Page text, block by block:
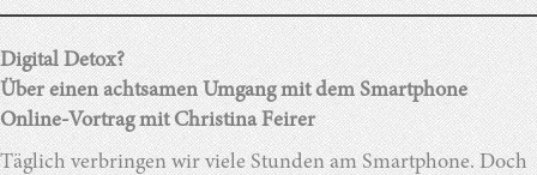
Digital Detox?
Über einen achtsamen Umgang mit dem Smartphone
Online-Vortrag mit Christina Feirer
Täglich verbringen wir viele Stunden am Smartphone. Doch